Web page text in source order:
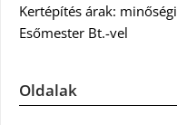
Kertépítés árak:
Esőmester Bt.-vel
Oldalak